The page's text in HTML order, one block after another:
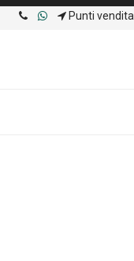
Punti vendita